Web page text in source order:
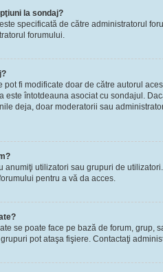
la sondaj?
specificată de către administratorul
forumului.
fi modificate doar de către autorul
este întotdeauna asociat cu sondajul.
deja, doar moderatorii sau
anumiţi utilizatori sau grupuri de
pentru a vă da acces.
se poate face pe bază de forum, grup,
pot ataşa fişiere. Contactaţi